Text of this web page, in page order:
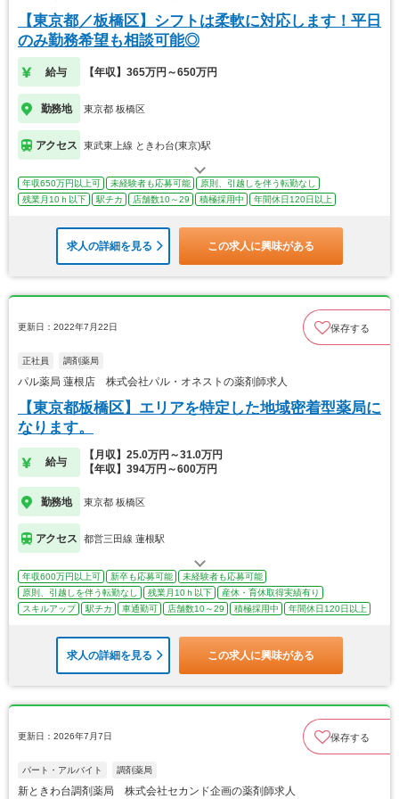
【東京都／板橋区】シフトは柔軟に対応します！平日
のみ勤務希望も相談可能◎
給与 【年収】365万円～650万円
勤務地 東京都 板橋区
アクセス 東武東上線 ときわ台(東京)駅
年収650万円以上可 未経験者も応募可能
原則、引越しを伴う転勤なし
残業月10ｈ以下
駅チカ 店舗数10～29 積極採用中 年間休日120日以上
求人の詳細を見る この求人に興味がある
更新日：2022年7月22日 保存する
正社員 調剤薬局
パル薬局 蓮根店 株式会社パル・オネストの薬剤師求人
【東京都板橋区】エリアを特定した地域密着型薬局に
なります。
給与
【月収】25.0万円～31.0万円
【年収】394万円～600万円
勤務地 東京都 板橋区
アクセス 都営三田線 蓮根駅
年収600万円以上可 新卒も応募可能
未経験者も応募可能
原則、引越しを伴う転勤なし
残業月10ｈ以下
産休・育休取得実績有り
スキルアップ
駅チカ 車通勤可 店舗数10～29 積極採用中 年間休日120日以上
求人の詳細を見る この求人に興味がある
更新日：2026年7月7日 保存する
パート・アルバイト 調剤薬局
新ときわ台調剤薬局 株式会社セカンド企画の薬剤師求人